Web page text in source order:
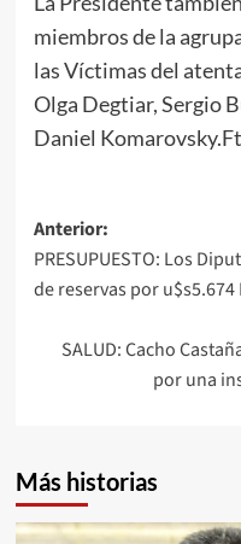
miembros de la
las Víctimas del
Olga Degtiar, Sergio
Daniel
Navegación
de
entradas
Anterior:
PRESUPUESTO: Los
de reservas por
SALUD: Cacho
por una
Más historias